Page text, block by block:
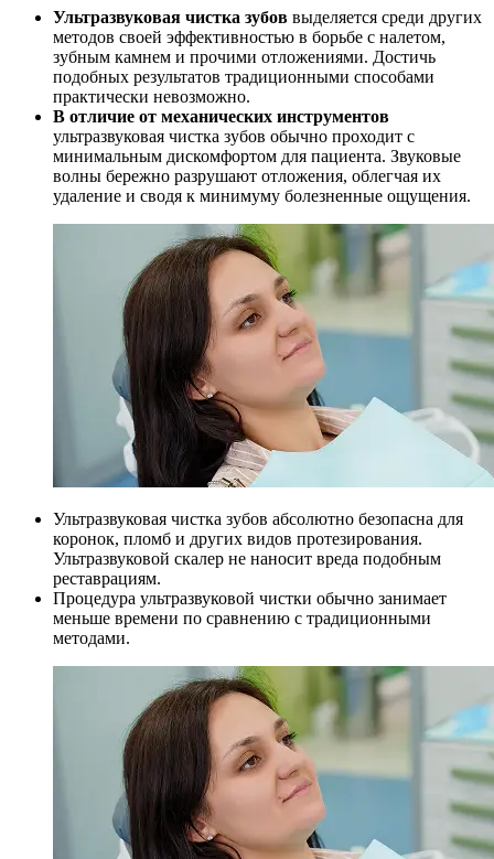
Ультразвуковая чистка зубов выделяется среди других
методов своей эффективностью в борьбе с налетом,
зубным камнем и прочими отложениями. Достичь
подобных результатов традиционными способами
практически невозможно.
В отличие от механических инструментов
ультразвуковая чистка зубов обычно проходит с
минимальным дискомфортом для пациента. Звуковые
волны бережно разрушают отложения, облегчая их
удаление и сводя к минимуму болезненные ощущения.
Ультразвуковая чистка зубов абсолютно безопасна для
коронок, пломб и других видов протезирования.
Ультразвуковой скалер не наносит вреда подобным
реставрациям.
Процедура ультразвуковой чистки обычно занимает
меньше времени по сравнению с традиционными
методами.